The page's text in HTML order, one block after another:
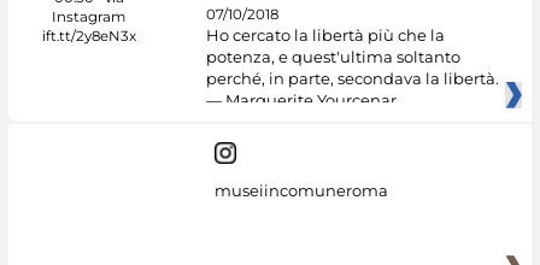
07/10/2018
Ho cercato la libertà più che la
potenza, e quest'ultima soltanto
perché, in parte, secondava la libertà.
— Marguerite Yourcenar
museiincomuneroma